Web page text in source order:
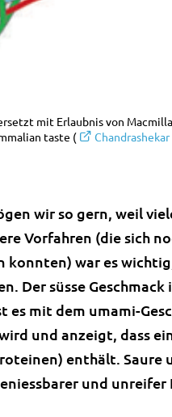
mit Erlaubnis von
taste (
wir so gern, weil
Vorfahren (die sich
konnten) war es
Der süsse
es mit dem umami-
und anzeigt, dass
enthält. Saure
und